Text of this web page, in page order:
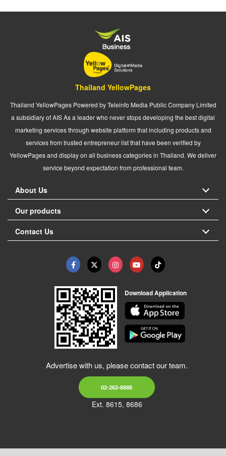
Thailand YellowPages
Thailand YellowPages Powered by Teleinfo Media Public Company Limited
a subsidiary of AIS As a leader who never stops developing the best digital
marketing services through website platform that including products and
services from trusted entrepreneur list that have been verified by
YellowPages and display on all business categories in Thailand. We deliver
service beyond expectation from professional team.
About Us
Our products
Contact Us
Download Application
Advertise with us, please contact our team.
02-262-8888
Ext. 8615, 8686